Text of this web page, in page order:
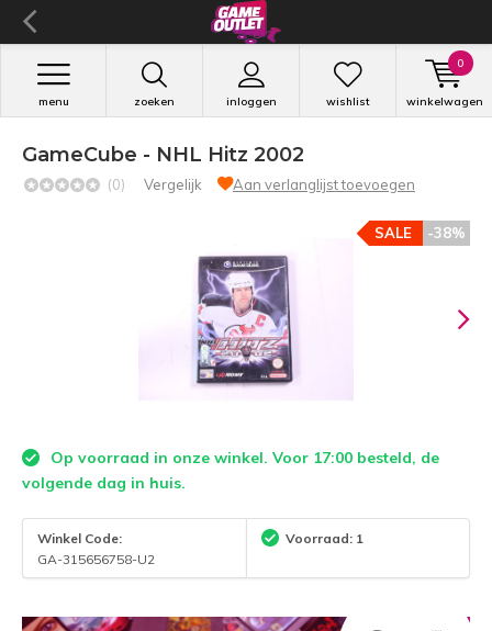
zoeken inloggen
menu wishlist winkelwagen
0
GameCube - NHL Hitz 2002
(0) Vergelijk Aan verlanglijst toevoegen
-38%
SALE
Op voorraad in onze winkel. Voor 17:00 besteld, de
volgende dag in huis.
Winkel Code:
GA-315656758-U2
Voorraad: 1